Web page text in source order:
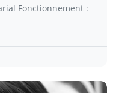
Fonctionnement :